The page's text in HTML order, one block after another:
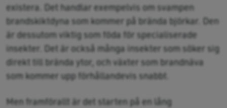
existera. Det handlar exempelvis om svampen
brandskiktdyna som kommer på brända björkar. Den
är dessutom viktig som föda för specialiserade
insekter. Det är också många insekter som söker sig
direkt till brända ytor, och växter som brandnäva
som kommer upp förhållandevis snabbt.
Men framförallt är det starten på en lång